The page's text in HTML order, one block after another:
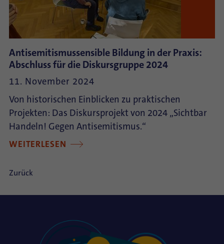
Antisemitismussensible Bildung in der Praxis:
Abschluss für die Diskursgruppe 2024
11. November 2024
Von historischen Einblicken zu praktischen
Projekten: Das Diskursprojekt von 2024 „Sichtbar
Handeln! Gegen Antisemitismus.“
WEITERLESEN
Zurück